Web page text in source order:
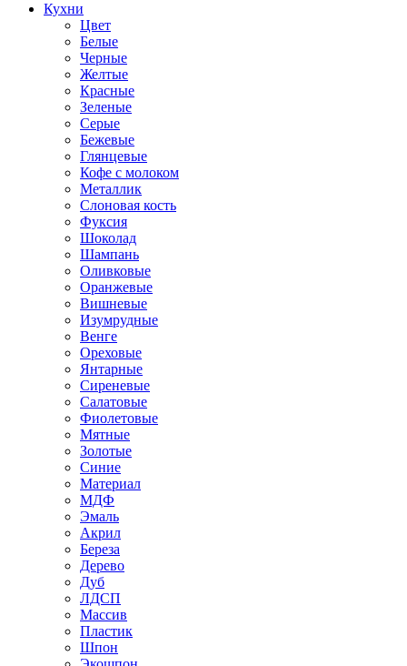
Кухни
Цвет
Белые
Черные
Желтые
Красные
Зеленые
Серые
Бежевые
Глянцевые
Кофе с молоком
Металлик
Слоновая кость
Фуксия
Шоколад
Шампань
Оливковые
Оранжевые
Вишневые
Изумрудные
Венге
Ореховые
Янтарные
Сиреневые
Салатовые
Фиолетовые
Мятные
Золотые
Синие
Материал
МДФ
Эмаль
Акрил
Береза
Дерево
Дуб
ЛДСП
Массив
Пластик
Шпон